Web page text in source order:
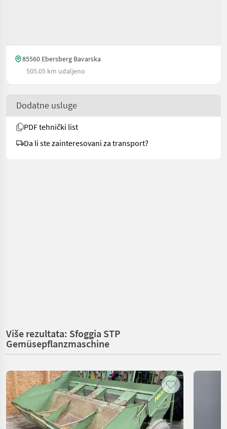
85560 Ebersberg Bavarska
505.05 km udaljeno
Dodatne usluge
PDF tehnički list
Da li ste zainteresovani za transport?
Više rezultata: Sfoggia STP
Gemüsepflanzmaschine